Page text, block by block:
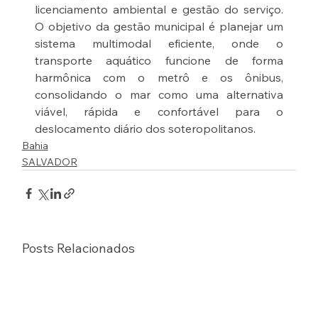
licenciamento ambiental e gestão do serviço.
O objetivo da gestão municipal é planejar um
sistema multimodal eficiente, onde o
transporte aquático funcione de forma
harmônica com o metrô e os ônibus,
consolidando o mar como uma alternativa
viável, rápida e confortável para o
deslocamento diário dos soteropolitanos.
Bahia
SALVADOR
Posts Relacionados